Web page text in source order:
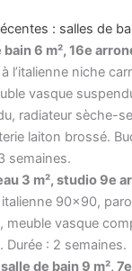
: salles de
bain 6 m², 16e
l’italienne niche
vasque
radiateur sèche-
laiton brossé.
semaines.
3 m², studio 9e
90×90,
meuble vasque
Durée : 2 semaines.
de bain 9 m²,